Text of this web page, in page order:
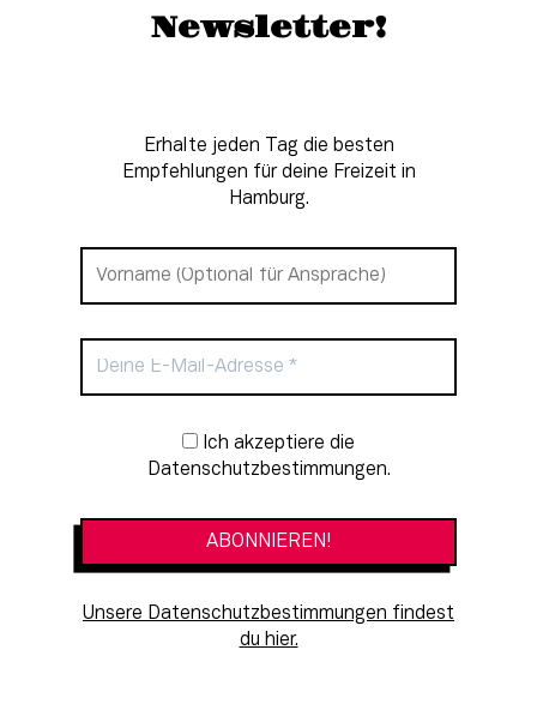
Newsletter!
Erhalte jeden Tag die besten
Empfehlungen für deine Freizeit in
Hamburg.
Newsletter-Anmeldung
Datenschutzbestimmungen.
Unsere Datenschutzbestimmungen findest
du hier.